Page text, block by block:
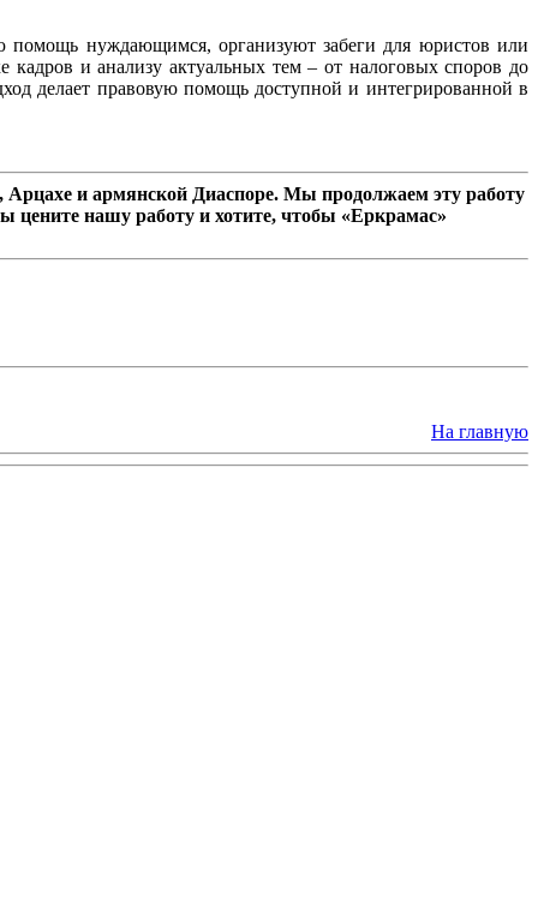
помощь нуждающимся, организуют забеги для юристов или
кадров и анализу актуальных тем – от налоговых споров до
делает правовую помощь доступной и интегрированной в
и армянской Диаспоре. Мы продолжаем эту работу
цените нашу работу и хотите, чтобы «Еркрамас»
На главную